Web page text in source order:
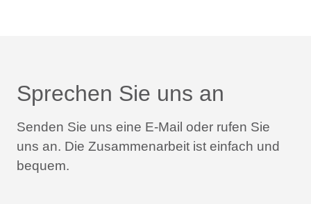
Sprechen Sie uns an
Senden Sie uns eine E-Mail oder rufen Sie
uns an. Die Zusammenarbeit ist einfach und
bequem.